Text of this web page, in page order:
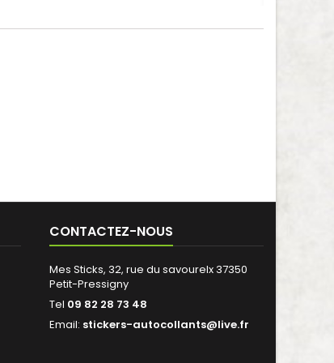
CONTACTEZ-NOUS
Mes Sticks, 32, rue du savourelx 37350
Petit-Pressigny
Tel 09 82 28 73 48
Email: stickers-autocollants@live.fr